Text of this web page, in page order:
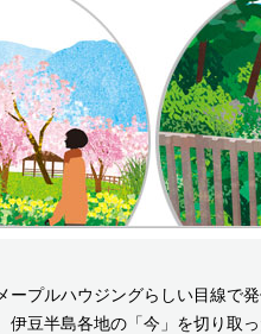
ープルハウジングらしい目線で発
伊豆半島各地の「今」を切り取